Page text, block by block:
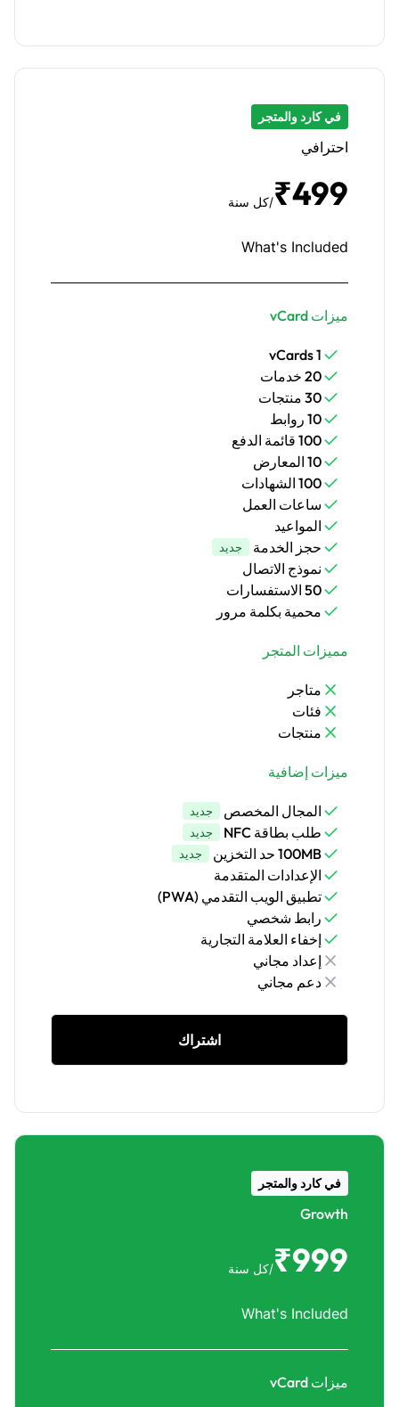
في كارد والمتجر
احترافي
₹499/كل سنة
What's Included
ميزات vCard
1 vCards
20 خدمات
30 منتجات
10 روابط
100 قائمة الدفع
10 المعارض
100 الشهادات
ساعات العمل
المواعيد
حجز الخدمة
جديد
نموذج الاتصال
50 الاستفسارات
محمية بكلمة مرور
مميزات المتجر
متاجر
فئات
منتجات
ميزات إضافية
المجال المخصص جديد
طلب بطاقة NFC جديد
100MB حد التخزين جديد
الإعدادات المتقدمة
تطبيق الويب التقدمي (PWA)
رابط شخصي
إخفاء العلامة التجارية
إعداد مجاني
دعم مجاني
اشتراك
في كارد والمتجر
Growth
₹999/كل سنة
What's Included
ميزات vCard